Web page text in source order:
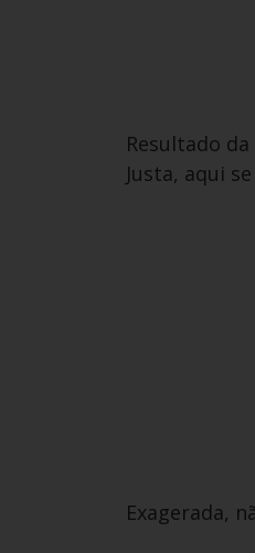
Resultado
Justa, aqui
Exagerada,